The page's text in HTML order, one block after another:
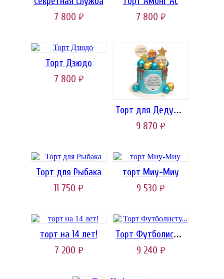
7 800 руб.
7 800 руб.
Торт Дзюдо
7 800 руб.
Торт для Дедушки
9 870 руб.
Торт для Рыбака
11 750 руб.
торт Миу-Миу
9 530 руб.
торт на 14 лет!
7 200 руб.
Торт Футболисту...
9 240 руб.